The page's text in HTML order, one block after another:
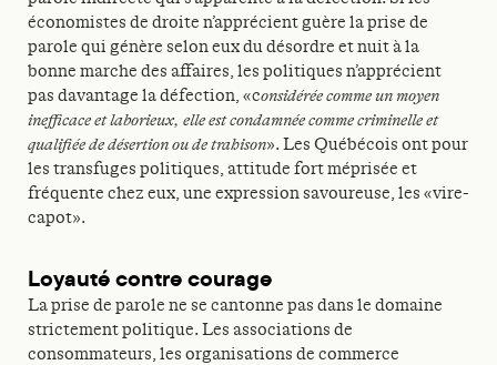
économistes de droite n’apprécient guère la prise de
parole qui génère selon eux du désordre et nuit à la
bonne marche des affaires, les politiques n’apprécient
pas davantage la défection, «considérée comme un moyen
inefficace et laborieux, elle est condamnée comme criminelle et
qualifiée de désertion ou de trahison». Les Québécois ont pour
les transfuges politiques, attitude fort méprisée et
fréquente chez eux, une expression savoureuse, les «vire-
capot».
Loyauté contre courage
La prise de parole ne se cantonne pas dans le domaine
strictement politique. Les associations de
consommateurs, les organisations de commerce